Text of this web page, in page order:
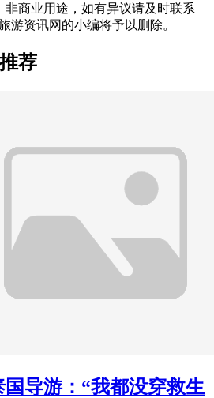
非商业用途，如有异议请及时联系
游资讯网的小编将予以删除。
荐
导游：“我都没穿救生